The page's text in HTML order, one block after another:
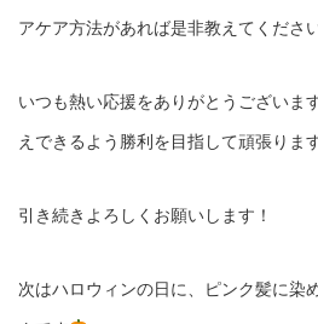
アケア方法があれば是非教えてくださ
いつも熱い応援をありがとうございま
えできるよう勝利を目指して頑張りま
引き続きよろしくお願いします！
次はハロウィンの日に、ピンク髪に染